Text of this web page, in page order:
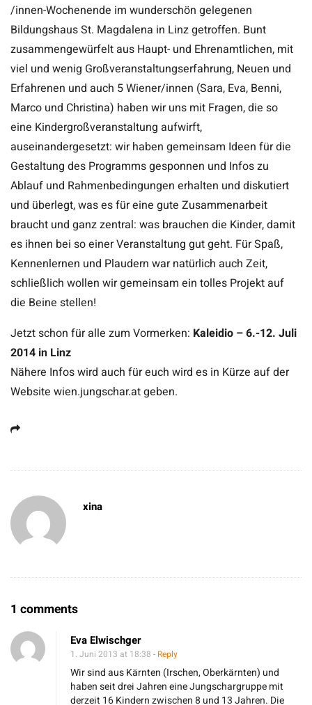
/innen-Wochenende im wunderschön gelegenen
Bildungshaus St. Magdalena in Linz getroffen. Bunt
zusammengewürfelt aus Haupt- und Ehrenamtlichen, mit
viel und wenig Großveranstaltungserfahrung, Neuen und
Erfahrenen und auch 5 Wiener/innen (Sara, Eva, Benni,
Marco und Christina) haben wir uns mit Fragen, die so
eine Kindergroßveranstaltung aufwirft,
auseinandergesetzt: wir haben gemeinsam Ideen für die
Gestaltung des Programms gesponnen und Infos zu
Ablauf und Rahmenbedingungen erhalten und diskutiert
und überlegt, was es für eine gute Zusammenarbeit
braucht und ganz zentral: was brauchen die Kinder, damit
es ihnen bei so einer Veranstaltung gut geht. Für Spaß,
Kennenlernen und Plaudern war natürlich auch Zeit,
schließlich wollen wir gemeinsam ein tolles Projekt auf
die Beine stellen!
Jetzt schon für alle zum Vormerken: Kaleidio – 6.-12. Juli
2014 in Linz
Nähere Infos wird auch für euch wird es in Kürze auf der
Website wien.jungschar.at geben.
xina
1 commentsO
K
a
l
Eva Elwischger
1. Juni 2013 at 18:38 - Reply
Wir sind aus Kärnten (Irschen, Oberkärnten) und
haben seit drei Jahren eine Jungschargruppe mit
derzeit 16 Kindern zwischen 8 und 13 Jahren. Die